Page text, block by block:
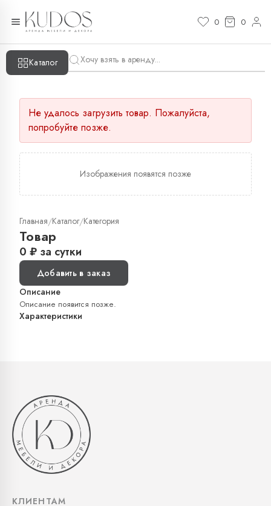
0 0
Каталог
Не удалось загрузить товар. Пожалуйста,
попробуйте позже.
Изображения появятся позже
Главная/Каталог/Категория
Товар
0 ₽ за сутки
Добавить в заказ
Описание
Описание появится позже.
Характеристики
КЛИЕНТАМ